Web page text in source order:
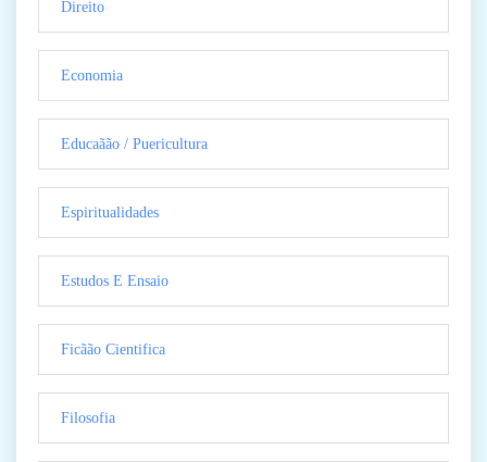
Direito
Economia
Educaãão / Puericultura
Espiritualidades
Estudos E Ensaio
Ficãão Cientifica
Filosofia